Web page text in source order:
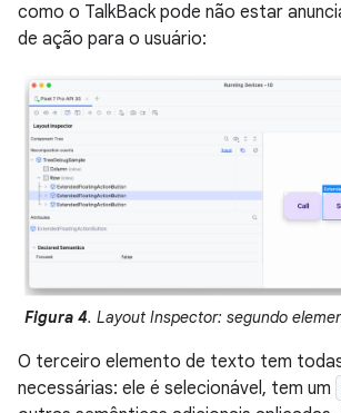
como o TalkBack pode não estar
de ação para o usuário:
Figura 4. Layout Inspector: segundo
O terceiro elemento de texto tem
necessárias: ele é selecionável, tem um